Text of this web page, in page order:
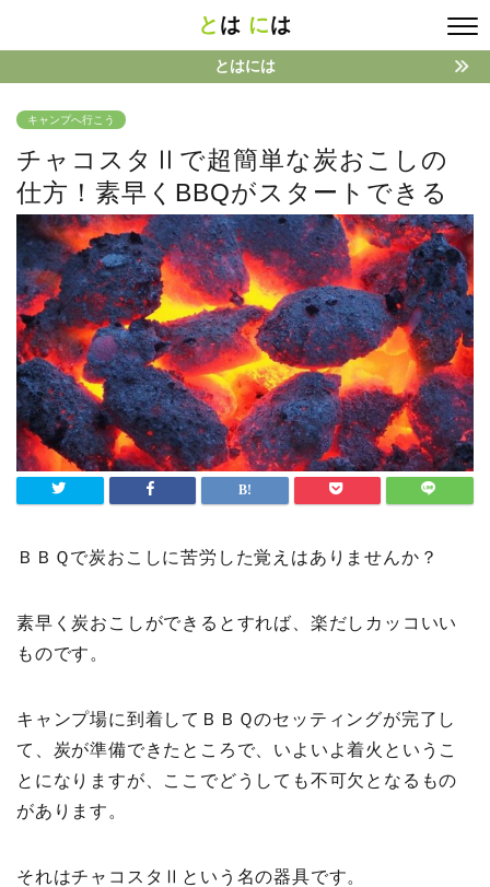
と は には
とはには
キャンプへ行こう
チャコスタⅡで超簡単な炭おこしの
仕方！素早くBBQがスタートできる
ＢＢＱで炭おこしに苦労した覚えはありませんか？
素早く炭おこしができるとすれば、楽だしカッコいい
ものです。
キャンプ場に到着してＢＢＱのセッティングが完了し
て、炭が準備できたところで、いよいよ着火というこ
とになりますが、ここでどうしても不可欠となるもの
があります。
それはチャコスタⅡという名の器具です。